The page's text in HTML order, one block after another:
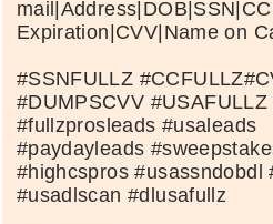
Expiration|CVV|Name on
#SSNFULLZ
#DUMPSCVV
#fullzprosleads #usaleads
#paydayleads
#highcspros #usassndobdl
#usadlscan #dlusafullz